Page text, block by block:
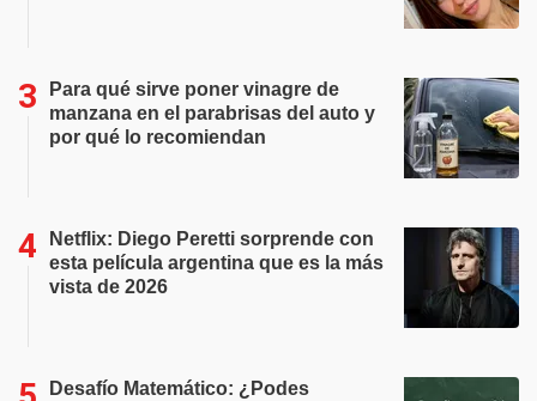
Para qué sirve poner vinagre de
manzana en el parabrisas del auto y
por qué lo recomiendan
Netflix: Diego Peretti sorprende con
esta película argentina que es la más
vista de 2026
Desafío Matemático: ¿Podes